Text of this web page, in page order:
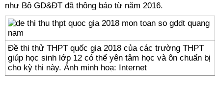
như Bộ GD&ĐT đã thông báo từ năm 2016.
Đề thi thử THPT quốc gia 2018 của các trường THPT
giúp học sinh lớp 12 có thể yên tâm học và ôn chuẩn bị
cho kỳ thi này. Ảnh minh hoạ: Internet